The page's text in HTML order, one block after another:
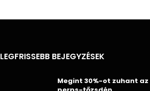
LEGFRISSEBB BEJEGYZÉSEK
Megint 30%-ot zuhant az